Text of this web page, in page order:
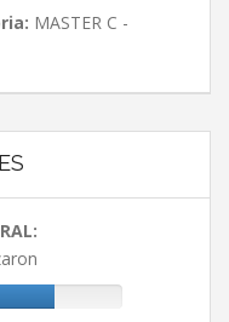
MASTER C -